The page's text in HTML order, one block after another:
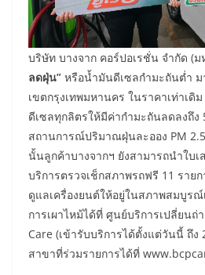
บริษัท บางจาก คอร์ปอเรชั่น จำกัด (
ลดฝุ่น” หรือน้ำมันดีเซลกำมะถันต่ำ
เขตกรุงเทพมหานคร ในราคาเท่าเ
ดีเซลทุกลิตรให้มีค่ากำมะถันลดลงถึง
สถานการณ์ปริมาณฝุ่นละออง PM
นั้นลูกค้าบางจากฯ ยังสามารถนำใบ
บริการตรวจเช็กสภาพรถฟรี 11 ราย
ดูแลเครื่องยนต์ให้อยู่ในสภาพสมบูร
การเผาไหม้ได้ที่ ศูนย์บริการเปลี่ยน
Care (เข้ารับบริการได้ตั้งแต่วันนี้ ถึ
สาขาที่ร่วมรายการได้ที่